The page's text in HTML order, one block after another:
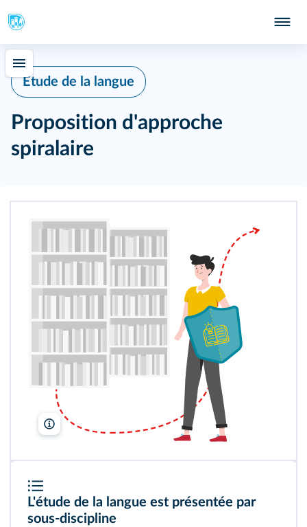
Étude de la langue
Proposition d'approche
spiralaire
Lelivrescolaire.fr
L'étude de la langue est présentée par
sous‑discipline